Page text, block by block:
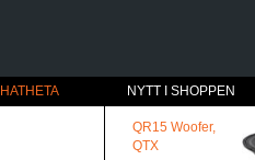
NYTT I SHOPPEN
QR15 Woofer,
QTX